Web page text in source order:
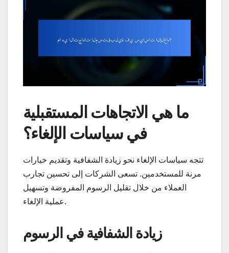
ما هي الاتجاهات المستقبلية
في سياسات الإلغاء؟
تتجه سياسات الإلغاء نحو زيادة الشفافية وتقديم خيارات
مرنة للمستخدمين. تسعى الشركات إلى تحسين تجارب
العملاء من خلال تقليل الرسوم المفروضة وتسهيل
عملية الإلغاء.
زيادة الشفافية في الرسوم